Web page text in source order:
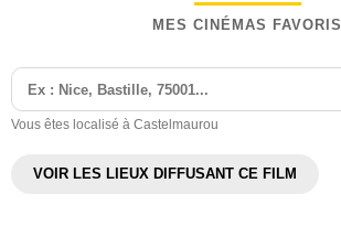
MES CINÉMAS FAVORIS
Vous êtes localisé à Castelmaurou
VOIR LES LIEUX DIFFUSANT CE FILM